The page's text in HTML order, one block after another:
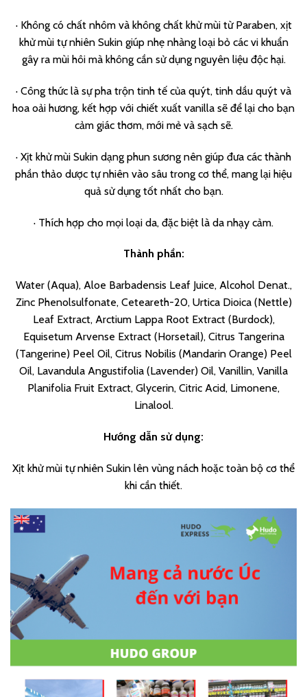
· Không có chất nhôm và không chất khử mùi từ Paraben, xịt
khử mùi tự nhiên Sukin giúp nhẹ nhàng loại bỏ các vi khuẩn
gây ra mùi hôi mà không cần sử dụng nguyên liệu độc hại.
· Công thức là sự pha trộn tinh tế của quýt, tinh dầu quýt và
hoa oải hương, kết hợp với chiết xuất vanilla sẽ để lại cho bạn
cảm giác thơm, mới mẻ và sạch sẽ.
· Xịt khử mùi Sukin dạng phun sương nên giúp đưa các thành
phần thảo dược tự nhiên vào sâu trong cơ thể, mang lại hiệu
quả sử dụng tốt nhất cho bạn.
· Thích hợp cho mọi loại da, đặc biệt là da nhạy cảm.
Thành phần:
Water (Aqua), Aloe Barbadensis Leaf Juice, Alcohol Denat.,
Zinc Phenolsulfonate, Ceteareth-20, Urtica Dioica (Nettle)
Leaf Extract, Arctium Lappa Root Extract (Burdock),
Equisetum Arvense Extract (Horsetail), Citrus Tangerina
(Tangerine) Peel Oil, Citrus Nobilis (Mandarin Orange) Peel
Oil, Lavandula Angustifolia (Lavender) Oil, Vanillin, Vanilla
Planifolia Fruit Extract, Glycerin, Citric Acid, Limonene,
Linalool.
Hướng dẫn sử dụng:
Xịt khử mùi tự nhiên Sukin lên vùng nách hoặc toàn bộ cơ thể
khi cần thiết.